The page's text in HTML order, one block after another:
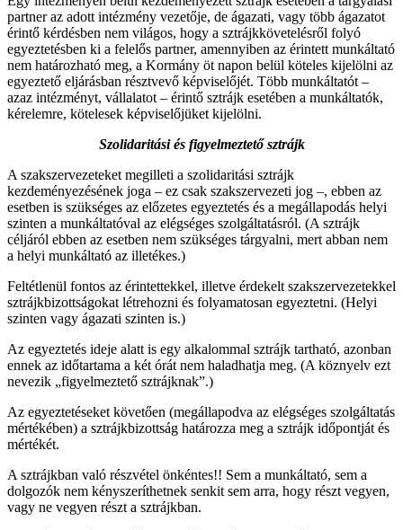
partner az adott intézmény vezetője, de ágazati, vagy több ágazatot
érintő kérdésben nem világos, hogy a sztrájkkövetelésről folyó
egyeztetésben ki a felelős partner, amennyiben az érintett munkáltató
nem határozható meg, a Kormány öt napon belül köteles kijelölni az
egyeztető eljárásban résztvevő képviselőjét. Több munkáltatót –
azaz intézményt, vállalatot – érintő sztrájk esetében a munkáltatók,
kérelemre, kötelesek képviselőjüket kijelölni.
Szolidaritási és figyelmeztető sztrájk
A szakszervezeteket megilleti a szolidaritási sztrájk
kezdeményezésének joga – ez csak szakszervezeti jog –, ebben az
esetben is szükséges az előzetes egyeztetés és a megállapodás helyi
szinten a munkáltatóval az elégséges szolgáltatásról. (A sztrájk
céljáról ebben az esetben nem szükséges tárgyalni, mert abban nem
a helyi munkáltató az illetékes.)
Feltétlenül fontos az érintettekkel, illetve érdekelt szakszervezetekkel
sztrájkbizottságokat létrehozni és folyamatosan egyeztetni. (Helyi
szinten vagy ágazati szinten is.)
Az egyeztetés ideje alatt is egy alkalommal sztrájk tartható, azonban
ennek az időtartama a két órát nem haladhatja meg. (A köznyelv ezt
nevezik „figyelmeztető sztrájknak”.)
Az egyeztetéseket követően (megállapodva az elégséges szolgáltatás
mértékében) a sztrájkbizottság határozza meg a sztrájk időpontját és
mértékét.
A sztrájkban való részvétel önkéntes!! Sem a munkáltató, sem a
dolgozók nem kényszeríthetnek senkit sem arra, hogy részt vegyen,
vagy ne vegyen részt a sztrájkban.